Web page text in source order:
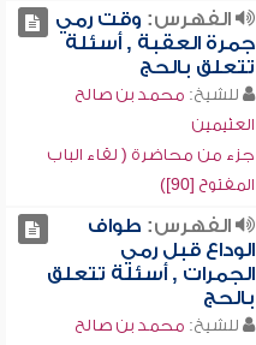
الفهرس: وقت رمي
جمرة العقبة , أسئلة
تتعلق بالحج
للشيخ: محمد بن صالح
العثيمين
جزء من محاضرة ( لقاء الباب
المفتوح [90])
الفهرس: طواف
الوداع قبل رمي
الجمرات , أسئلة تتعلق
بالحج
للشيخ: محمد بن صالح